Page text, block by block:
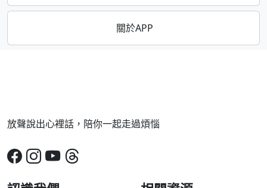
關於APP
放聲說出心裡話，陪你一起走過煩惱